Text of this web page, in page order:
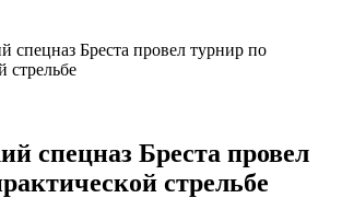
спецназ Бреста провел турнир по
стрельбе
спецназ Бреста провел
стрельбе